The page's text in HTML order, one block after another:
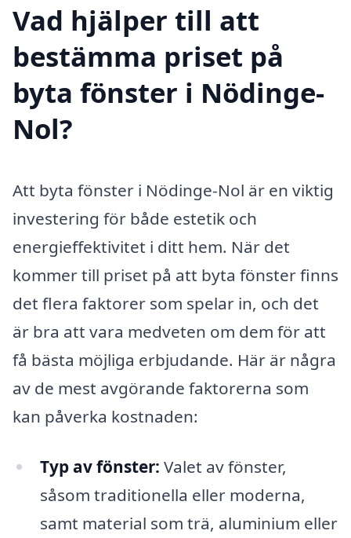
Vad hjälper till att
bestämma priset på
byta fönster i Nödinge-
Nol?
Att byta fönster i Nödinge-Nol är en viktig
investering för både estetik och
energieffektivitet i ditt hem. När det
kommer till priset på att byta fönster finns
det flera faktorer som spelar in, och det
är bra att vara medveten om dem för att
få bästa möjliga erbjudande. Här är några
av de mest avgörande faktorerna som
kan påverka kostnaden:
Typ av fönster: Valet av fönster,
såsom traditionella eller moderna,
samt material som trä, aluminium eller